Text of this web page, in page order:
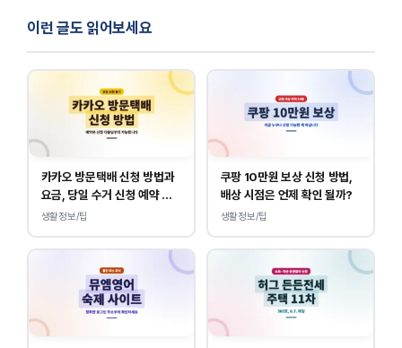
이런 글도 읽어보세요
카카오 방문택배 신청 방법과
요금, 당일 수거 신청 예약 안
내
생활정보/팁
쿠팡 10만원 보상 신청 방법,
배상 시점은 언제 확인 될까?
생활정보/팁